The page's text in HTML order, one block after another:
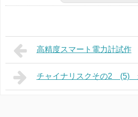
高精度スマート電力計試作
チャイナリスクその2 (5)